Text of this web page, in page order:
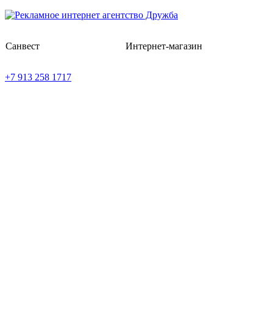
Санвест Интернет-магазин
+7 913 258 1717